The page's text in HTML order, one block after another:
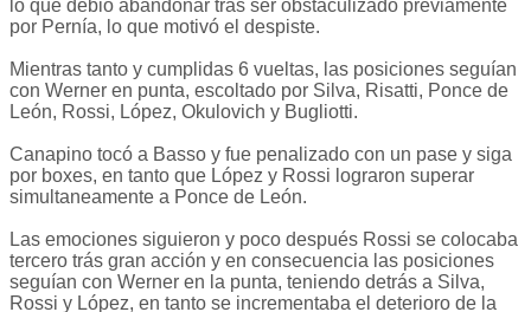
lo que debió abandonar trás ser obstaculizado previamente
por Pernía, lo que motivó el despiste.
Mientras tanto y cumplidas 6 vueltas, las posiciones seguían
con Werner en punta, escoltado por Silva, Risatti, Ponce de
León, Rossi, López, Okulovich y Bugliotti.
Canapino tocó a Basso y fue penalizado con un pase y siga
por boxes, en tanto que López y Rossi lograron superar
simultaneamente a Ponce de León.
Las emociones siguieron y poco después Rossi se colocaba
tercero trás gran acción y en consecuencia las posiciones
seguían con Werner en la punta, teniendo detrás a Silva,
Rossi y López, en tanto se incrementaba el deterioro de la